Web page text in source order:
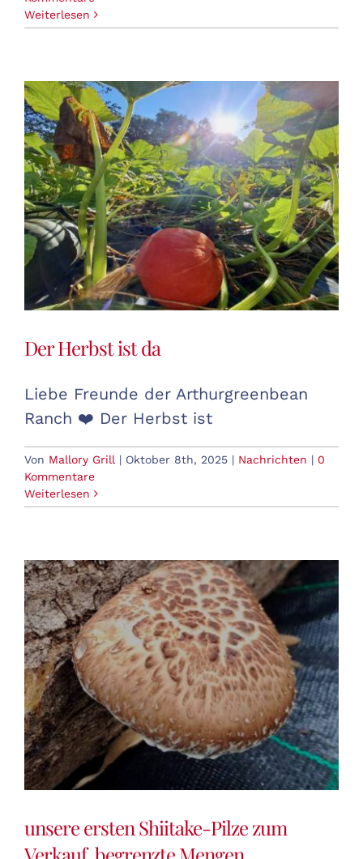
Weiterlesen
Der Herbst ist da
Liebe Freunde der Arthurgreenbean
Ranch ❤️ Der Herbst ist
Von Mallory Grill | Oktober 8th, 2025 | Nachrichten | 0
Kommentare
Weiterlesen
unsere ersten Shiitake-Pilze zum
Verkauf, begrenzte Mengen